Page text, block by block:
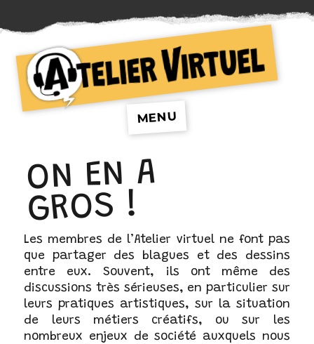
Atelier VirtuelMENU
ON EN A
GROS !
Les membres de l’Atelier virtuel ne font pas
que partager des blagues et des dessins
entre eux. Souvent, ils ont même des
discussions très sérieuses, en particulier sur
leurs pratiques artistiques, sur la situation
de leurs métiers créatifs, ou sur les
nombreux enjeux de société auxquels nous